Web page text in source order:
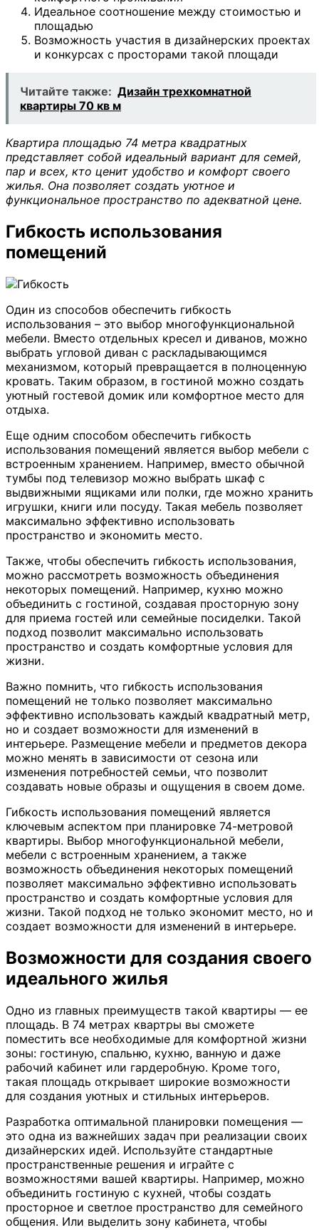
Идеальное соотношение между стоимостью и
площадью
Возможность участия в дизайнерских проектах
и конкурсах с просторами такой площади
Читайте также: Дизайн трехкомнатной
квартиры 70 кв м
Квартира площадью 74 метра квадратных
представляет собой идеальный вариант для семей,
пар и всех, кто ценит удобство и комфорт своего
жилья. Она позволяет создать уютное и
функциональное пространство по адекватной цене.
Гибкость использования
помещений
Один из способов обеспечить гибкость
использования – это выбор многофункциональной
мебели. Вместо отдельных кресел и диванов, можно
выбрать угловой диван с раскладывающимся
механизмом, который превращается в полноценную
кровать. Таким образом, в гостиной можно создать
уютный гостевой домик или комфортное место для
отдыха.
Еще одним способом обеспечить гибкость
использования помещений является выбор мебели с
встроенным хранением. Например, вместо обычной
тумбы под телевизор можно выбрать шкаф с
выдвижными ящиками или полки, где можно хранить
игрушки, книги или посуду. Такая мебель позволяет
максимально эффективно использовать
пространство и экономить место.
Также, чтобы обеспечить гибкость использования,
можно рассмотреть возможность объединения
некоторых помещений. Например, кухню можно
объединить с гостиной, создавая просторную зону
для приема гостей или семейные посиделки. Такой
подход позволит максимально использовать
пространство и создать комфортные условия для
жизни.
Важно помнить, что гибкость использования
помещений не только позволяет максимально
эффективно использовать каждый квадратный метр,
но и создает возможности для изменений в
интерьере. Размещение мебели и предметов декора
можно менять в зависимости от сезона или
изменения потребностей семьи, что позволит
создавать новые образы и ощущения в своем доме.
Гибкость использования помещений является
ключевым аспектом при планировке 74-метровой
квартиры. Выбор многофункциональной мебели,
мебели с встроенным хранением, а также
возможность объединения некоторых помещений
позволяет максимально эффективно использовать
пространство и создать комфортные условия для
жизни. Такой подход не только экономит место, но и
создает возможности для изменений в интерьере.
Возможности для создания своего
идеального жилья
Одно из главных преимуществ такой квартиры — ее
площадь. В 74 метрах квартры вы сможете
поместить все необходимые для комфортной жизни
зоны: гостиную, спальню, кухню, ванную и даже
рабочий кабинет или гардеробную. Кроме того,
такая площадь открывает широкие возможности
для создания уютных и стильных интерьеров.
Разработка оптимальной планировки помещения —
это одна из важнейших задач при реализации своих
дизайнерских идей. Используйте стандартные
пространственные решения и играйте с
возможностями вашей квартиры. Например, можно
объединить гостиную с кухней, чтобы создать
просторное и светлое пространство для семейного
общения. Или выделить зону кабинета, чтобы